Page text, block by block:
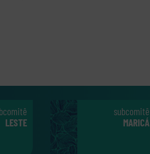
LESTE
subcomitê
MARICÁ